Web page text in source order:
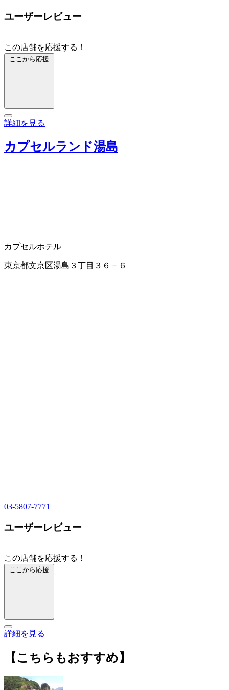
ユーザーレビュー
この店舗を応援する！
ここから応援
詳細を見る
カプセルランド湯島
カプセルホテル
東京都文京区湯島３丁目３６－６
03-5807-7771
ユーザーレビュー
この店舗を応援する！
ここから応援
詳細を見る
【こちらもおすすめ】